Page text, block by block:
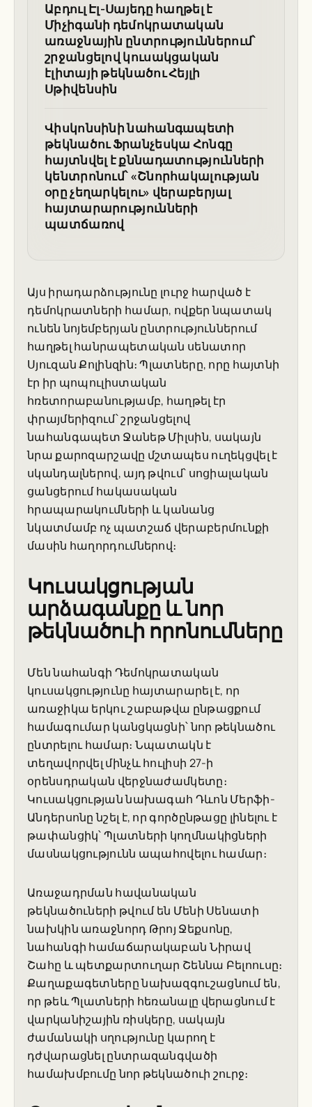
Աբդուլ Էլ-Սայեդը հաղթել է
Միչիգանի դեմոկրատական
առաջնային ընտրություններում՝
շրջանցելով կուսակցական
էլիտայի թեկնածու Հեյլի
Սթիվենսին
Վիսկոնսինի նահանգապետի
թեկնածու Ֆրանչեսկա Հոնգը
հայտնվել է քննադատությունների
կենտրոնում՝ «Շնորհակալության
օրը չեղարկելու» վերաբերյալ
հայտարարությունների
պատճառով
Այս իրադարձությունը լուրջ հարված է
դեմոկրատների համար, ովքեր նպատակ
ունեն նոյեմբերյան ընտրություններում
հաղթել հանրապետական սենատոր
Սյուզան Քոլինզին։ Պլատները, որը հայտնի
էր իր պոպուլիստական
հռետորաբանությամբ, հաղթել էր
փրայմերիզում՝ շրջանցելով
նահանգապետ Ջանեթ Միլսին, սակայն
նրա քարոզարշավը մշտապես ուղեկցվել է
սկանդալներով, այդ թվում՝ սոցիալական
ցանցերում հակասական
հրապարակումների և կանանց
նկատմամբ ոչ պատշաճ վերաբերմունքի
մասին հաղորդումներով։
Կուսակցության
արձագանքը և նոր
թեկնածուի որոնումները
Մեն նահանգի Դեմոկրատական
կուսակցությունը հայտարարել է, որ
առաջիկա երկու շաբաթվա ընթացքում
համագումար կանցկացնի՝ նոր թեկնածու
ընտրելու համար։ Նպատակն է
տեղավորվել մինչև հուլիսի 27-ի
օրենսդրական վերջնաժամկետը։
Կուսակցության նախագահ Դևոն Մերֆի-
Անդերսոնը նշել է, որ գործընթացը լինելու է
թափանցիկ՝ Պլատների կողմնակիցների
մասնակցությունն ապահովելու համար։
Առաջադրման հավանական
թեկնածուների թվում են Մենի Սենատի
նախկին առաջնորդ Թրոյ Ջեքսոնը,
նահանգի համաճարակաբան Նիրավ
Շահը և պետքարտուղար Շեննա Բելոուսը։
Քաղաքագետները նախազգուշացնում են,
որ թեև Պլատների հեռանալը վերացնում է
վարկանիշային ռիսկերը, սակայն
ժամանակի սղությունը կարող է
դժվարացնել ընտրազանգվածի
համախմբումը նոր թեկնածուի շուրջ։